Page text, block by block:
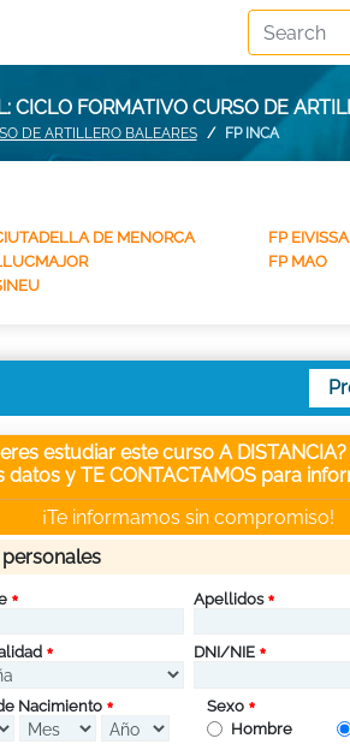
CICLO FORMATIVO CURSO DE
DE ARTILLERO BALEARES FP INCA
DE MENORCA FP EIVISSA
FP MAO
estudiar este curso A
datos y TE CONTACTAMOS para
¡Te informamos sin compromiso!
Apellidos
DNI/NIE
Nacimiento
Sexo
Hombre